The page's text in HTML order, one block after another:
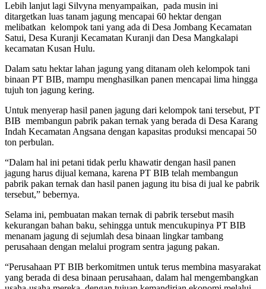
Lebih lanjut lagi Silvyna menyampaikan, pada musin ini
ditargetkan luas tanam jagung mencapai 60 hektar dengan
melibatkan kelompok tani yang ada di Desa Jombang Kecamatan
Satui, Desa Kuranji Kecamatan Kuranji dan Desa Mangkalapi
kecamatan Kusan Hulu.
Dalam satu hektar lahan jagung yang ditanam oleh kelompok tani
binaan PT BIB, mampu menghasilkan panen mencapai lima hingga
tujuh ton jagung kering.
Untuk menyerap hasil panen jagung dari kelompok tani tersebut, PT
BIB membangun pabrik pakan ternak yang berada di Desa Karang
Indah Kecamatan Angsana dengan kapasitas produksi mencapai 50
ton perbulan.
“Dalam hal ini petani tidak perlu khawatir dengan hasil panen
jagung harus dijual kemana, karena PT BIB telah membangun
pabrik pakan ternak dan hasil panen jagung itu bisa di jual ke pabrik
tersebut,” bebernya.
Selama ini, pembuatan makan ternak di pabrik tersebut masih
kekurangan bahan baku, sehingga untuk mencukupinya PT BIB
menanam jagung di sejumlah desa binaan lingkar tambang
perusahaan dengan melalui program sentra jagung pakan.
“Perusahaan PT BIB berkomitmen untuk terus membina masyarakat
yang berada di desa binaan perusahaan, dalam hal mengembangkan